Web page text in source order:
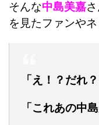
そんな中島美嘉
を見たファンや
「え！？だれ？
「これあの中